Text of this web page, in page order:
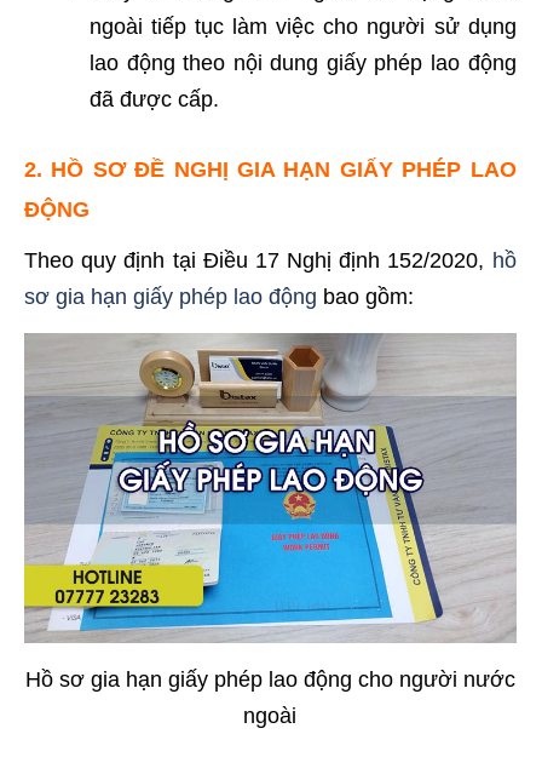
ngoài tiếp tục làm việc cho người sử dụng
lao động theo nội dung giấy phép lao động
đã được cấp.
2. HỒ SƠ ĐỀ NGHỊ GIA HẠN GIẤY PHÉP LAO
ĐỘNG
Theo quy định tại Điều 17 Nghị định 152/2020, hồ
sơ gia hạn giấy phép lao động bao gồm:
Hồ sơ gia hạn giấy phép lao động cho người nước
ngoài